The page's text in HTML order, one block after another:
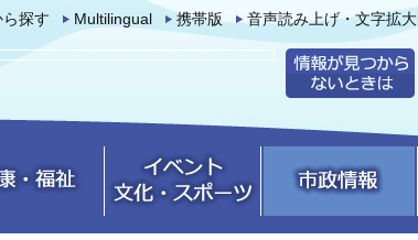
探す Multilingual 携帯版 音声読み上げ・文字拡大